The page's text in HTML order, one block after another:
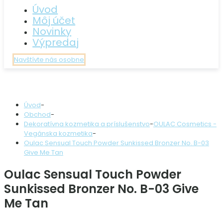
Úvod
Môj účet
Novinky
Výpredaj
Navštívte nás osobne
Úvod-
Obchod-
Dekoratívna kozmetika a príslušenstvo-OULAC Cosmetics -
Vegánska kozmetika-
Oulac Sensual Touch Powder Sunkissed Bronzer No. B-03
Give Me Tan
Oulac Sensual Touch Powder
Sunkissed Bronzer No. B-03 Give
Me Tan